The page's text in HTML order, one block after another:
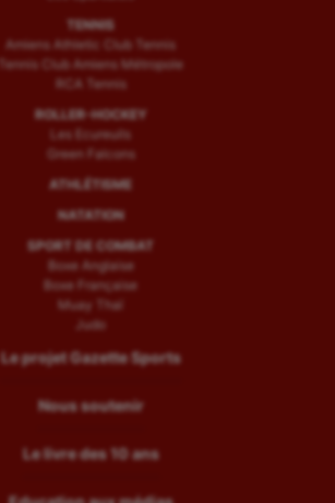
TENNIS
Amiens Athletic Club Tennis
Tennis Club Amiens Métropole
RCA Tennis
ROLLER-HOCKEY
Les Ecureuils
Green Falcons
ATHLÉTISME
NATATION
SPORT DE COMBAT
Boxe Anglaise
Boxe Française
Muay Thaï
Judo
Le projet Gazette Sports
Nous soutenir
Le livre des 10 ans